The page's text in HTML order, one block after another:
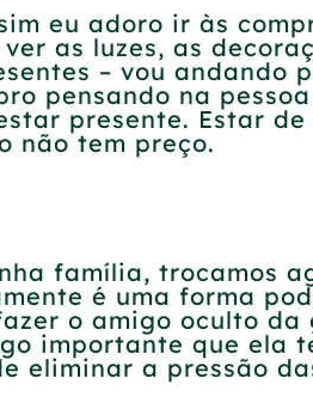
eu adoro ir às
as luzes, as
– vou andando
pensando na
presente. Estar de
não tem preço.
família, trocamos
é uma forma
o amigo oculto da
importante que ela
eliminar a pressão